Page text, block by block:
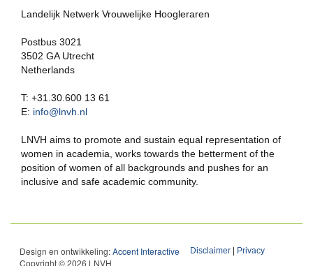
Landelijk Netwerk Vrouwelijke Hoogleraren
Postbus 3021
3502 GA Utrecht
Netherlands
T: +31.30.600 13 61
E: info@lnvh.nl
LNVH aims to promote and sustain equal representation of
women in academia, works towards the betterment of the
position of women of all backgrounds and pushes for an
inclusive and safe academic community.
Design en ontwikkeling:Accent Interactive
Copyright © 2026 LNVH
Disclaimer Privacy